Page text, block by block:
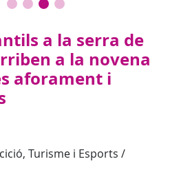
a la serra de
a la novena
aforament i
Turisme i Esports /